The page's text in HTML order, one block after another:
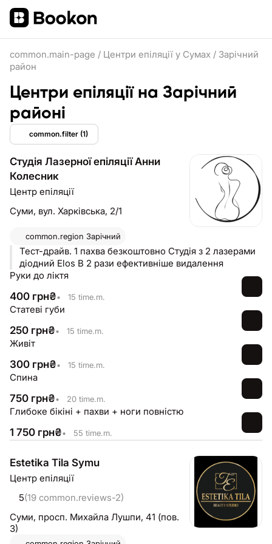
common.main-page / Центри епіляції у Сумах / Зарічний
район
Центри епіляції на Зарічний
районі
common.filter (1)
Студія Лазерної епіляції Анни
Колесник
Центр епіляції
Суми, вул. Харківська, 2/1
common.region Зарічний
Тест-драйв. 1 пахва безкоштовно Студія з 2 лазерами
діодний Elos В 2 рази ефективніше видалення
Руки до ліктя
400 грн₴• 15 time.m.
Статеві губи
250 грн₴• 15 time.m.
Живіт
300 грн₴• 15 time.m.
Спина
750 грн₴• 20 time.m.
Глибоке бікіні + пахви + ноги повністю
1 750 грн₴• 55 time.m.
Estetika Tila Symu
Центр епіляції
5(19 common.reviews-2)
Суми, просп. Михайла Лушпи, 41 (пов.
3)